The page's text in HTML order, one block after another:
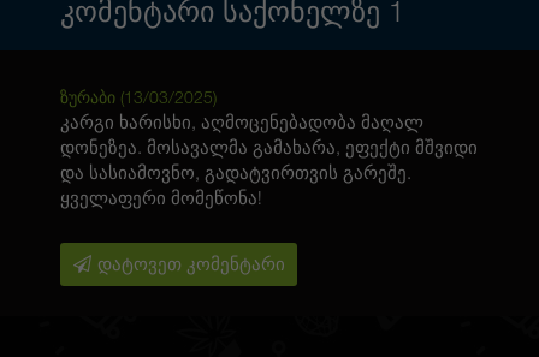
ᲙᲝᲛᲔᲜᲢᲐᲠᲘ ᲡᲐᲥᲝᲜᲔᲚᲖᲔ 1
ზურაბი (13/03/2025)
კარგი ხარისხი, აღმოცენებადობა მაღალ
დონეზეა. მოსავალმა გამახარა, ეფექტი მშვიდი
და სასიამოვნო, გადატვირთვის გარეშე.
ყველაფერი მომეწონა!
დატოვეთ კომენტარი